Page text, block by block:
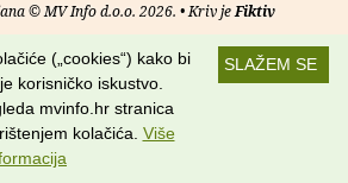
© MV Info d.o.o. 2026. • Kriv jeFiktiv
•Uvjeti korištenja•RSS kanali
Potraži nas na:
SLAŽEM SE
(„cookies“) kako bi
korisničko iskustvo.
mvinfo.hr stranica
kolačića. Više